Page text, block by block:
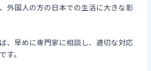
外国人の方の日本での生活に大きな影
、早めに専門家に相談し、適切な対応
す。